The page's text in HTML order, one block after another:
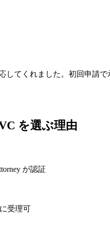
してくれました。初回申請で
を選ぶ理由
が認証
受理可